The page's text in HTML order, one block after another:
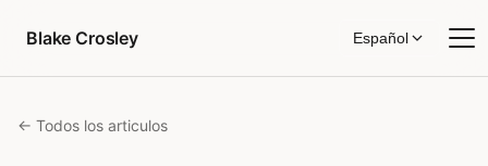
Blake Crosley
Español
← Todos los articulos